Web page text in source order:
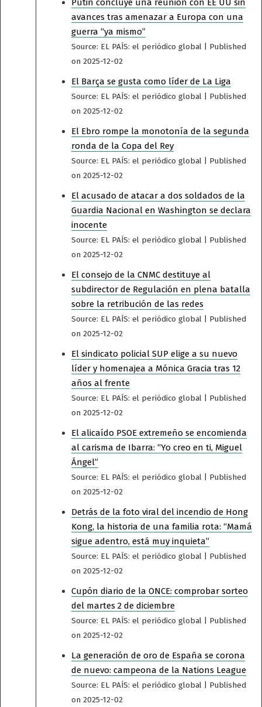
avances tras amenazar a Europa con una
guerra “ya mismo”
Source: EL PAÍS: el periódico global
Published
on 2025-12-02
El Barça se gusta como líder de La Liga
Source: EL PAÍS: el periódico global
Published
on 2025-12-02
El Ebro rompe la monotonía de la segunda
ronda de la Copa del Rey
Source: EL PAÍS: el periódico global
Published
on 2025-12-02
El acusado de atacar a dos soldados de la
Guardia Nacional en Washington se declara
inocente
Source: EL PAÍS: el periódico global
Published
on 2025-12-02
El consejo de la CNMC destituye al
subdirector de Regulación en plena batalla
sobre la retribución de las redes
Source: EL PAÍS: el periódico global
Published
on 2025-12-02
El sindicato policial SUP elige a su nuevo
líder y homenajea a Mónica Gracia tras 12
años al frente
Source: EL PAÍS: el periódico global
Published
on 2025-12-02
El alicaído PSOE extremeño se encomienda
al carisma de Ibarra: “Yo creo en ti, Miguel
Ángel”
Source: EL PAÍS: el periódico global
Published
on 2025-12-02
Detrás de la foto viral del incendio de Hong
Kong, la historia de una familia rota: “Mamá
sigue adentro, está muy inquieta”
Source: EL PAÍS: el periódico global
Published
on 2025-12-02
Cupón diario de la ONCE: comprobar sorteo
del martes 2 de diciembre
Source: EL PAÍS: el periódico global
Published
on 2025-12-02
La generación de oro de España se corona
de nuevo: campeona de la Nations League
Source: EL PAÍS: el periódico global
Published
on 2025-12-02